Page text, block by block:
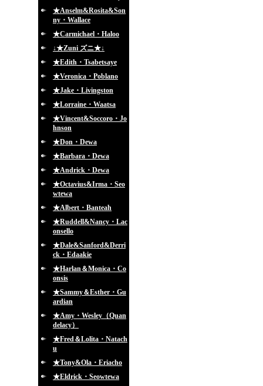
★Anselm&Rosita&Son
ny・Wallace
★Carmichael・Haloo
↓★Zuni ズニ★↓
★Edith・Tsabetsaye
★Veronica・Poblano
★Jake・Livingston
★Lorraine・Waatsa
★Vincent&Soccoro・Jo
hnson
★Don・Dewa
★Barbara・Dewa
★Andrick・Dewa
★Octavius&Irma・Seo
wtewa
★Albert・Banteah
★Ruddell&Nancy・Lac
onsello
★Dale&Sanford&Derri
ck・Edaakie
★Harlan＆Monica・Co
onsis
★Sammy＆Esther・Gu
ardian
★Amy・Wesley（Quan
delacy）
★Fred＆Lolita・Natach
u
★Tony&Ola・Eriacho
★Eldrick・Seowtewa